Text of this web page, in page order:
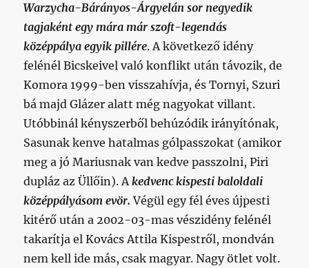
Warzycha-Bárányos-Árgyelán sor negyedik
tagjaként egy mára már szoft-legendás
középpálya egyik pillére. A következő idény
felénél Bicskeivel való konflikt után távozik, de
Komora 1999-ben visszahívja, és Tornyi, Szuri
bá majd Glázer alatt még nagyokat villant.
Utóbbinál kényszerből behúzódik irányítónak,
Sasunak kenve hatalmas gólpasszokat (amikor
meg a jó Mariusnak van kedve passzolni, Piri
dupláz az Üllőin). Akedvenc kispesti baloldali
középpályásom evör.Végül egy fél éves újpesti
kitérő után a 2002-03-mas vészidény felénél
takarítja el Kovács Attila Kispestről, mondván
nem kell ide más, csak magyar. Nagy ötlet volt.